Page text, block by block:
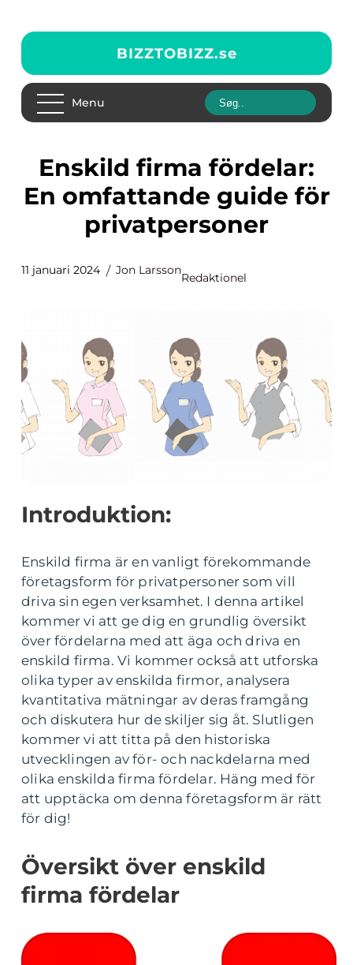
BIZZTOBIZZ.se
Menu
Enskild firma fördelar:
En omfattande guide för
privatpersoner
11 januari 2024 Jon Larsson
Redaktionel
Introduktion:
Enskild firma är en vanligt förekommande
företagsform för privatpersoner som vill
driva sin egen verksamhet. I denna artikel
kommer vi att ge dig en grundlig översikt
över fördelarna med att äga och driva en
enskild firma. Vi kommer också att utforska
olika typer av enskilda firmor, analysera
kvantitativa mätningar av deras framgång
och diskutera hur de skiljer sig åt. Slutligen
kommer vi att titta på den historiska
utvecklingen av för- och nackdelarna med
olika enskilda firma fördelar. Häng med för
att upptäcka om denna företagsform är rätt
för dig!
Översikt över enskild
firma fördelar